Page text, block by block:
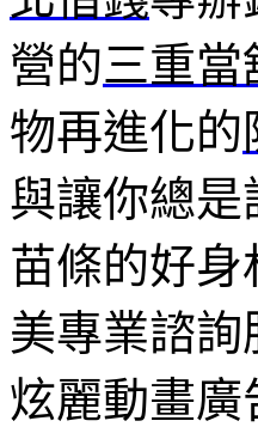
營的三重當
物再進化的
與讓你總是
苗條的好
美專業諮
炫麗動畫